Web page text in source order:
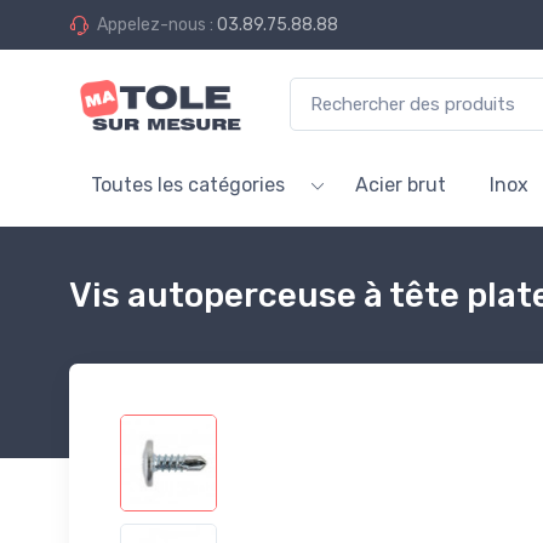
Appelez-nous : 03.89.75.88.88
Toutes les catégories Acier brut Inox
Vis autoperceuse à tête